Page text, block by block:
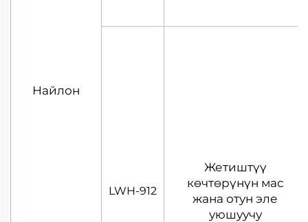
Найлон
LWH-912
Жетиштүү
көчтөрүнүн мас
жана отун эле
уюшуучу